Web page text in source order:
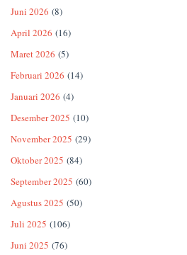
Juni 2026 (8)
April 2026 (16)
Maret 2026 (5)
Februari 2026 (14)
Januari 2026 (4)
Desember 2025 (10)
November 2025 (29)
Oktober 2025 (84)
September 2025 (60)
Agustus 2025 (50)
Juli 2025 (106)
Juni 2025 (76)